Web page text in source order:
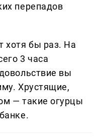
перепадов
хотя бы раз. На
3 часа
вы
Хрустящие,
— такие огурцы